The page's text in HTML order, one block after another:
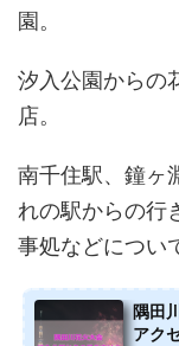
園。
汐入公園からの
店。
南千住駅、鐘ヶ
れの駅からの行
事処などについ
隅田
アク